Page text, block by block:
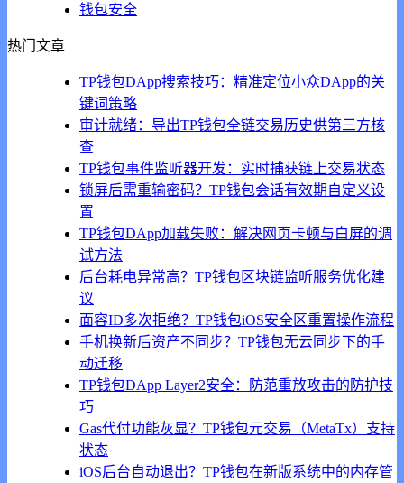
钱包安全
热门文章
TP钱包DApp搜索技巧：精准定位小众DApp的关
键词策略
审计就绪：导出TP钱包全链交易历史供第三方核
查
TP钱包事件监听器开发：实时捕获链上交易状态
锁屏后需重输密码？TP钱包会话有效期自定义设
置
TP钱包DApp加载失败：解决网页卡顿与白屏的调
试方法
后台耗电异常高？TP钱包区块链监听服务优化建
议
面容ID多次拒绝？TP钱包iOS安全区重置操作流程
手机换新后资产不同步？TP钱包无云同步下的手
动迁移
TP钱包DApp Layer2安全：防范重放攻击的防护技
巧
Gas代付功能灰显？TP钱包元交易（MetaTx）支持
状态
iOS后台自动退出？TP钱包在新版系统中的内存管